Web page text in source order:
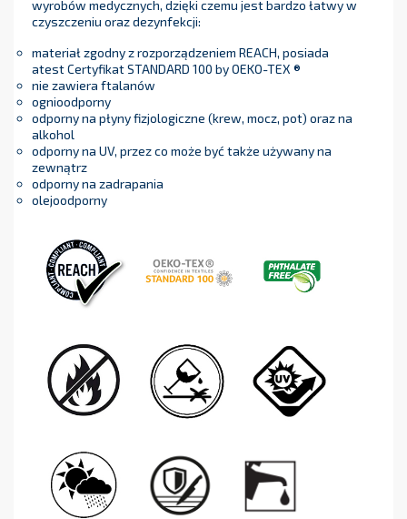
wyrobów medycznych, dzięki czemu jest bardzo łatwy w
czyszczeniu oraz dezynfekcji:
materiał zgodny z rozporządzeniem REACH, posiada
atest Certyfikat STANDARD 100 by OEKO-TEX ®
nie zawiera ftalanów
ognioodporny
odporny na płyny fizjologiczne (krew, mocz, pot) oraz na
alkohol
odporny na UV, przez co może być także używany na
zewnątrz
odporny na zadrapania
olejoodporny